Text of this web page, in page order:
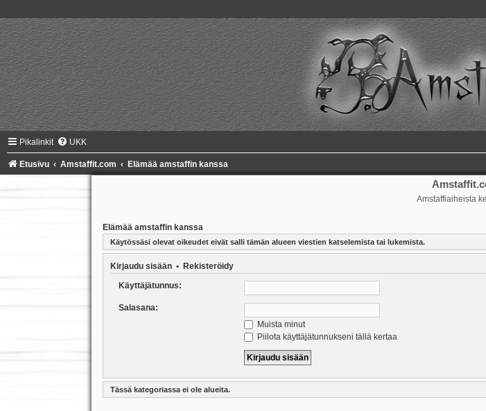
Pikalinkit UKK
Etusivu Amstaffit.com Elämää amstaffin kanssa
Amstaffiaiheista
Elämää amstaffin kanssa
Käytössäsi olevat oikeudet eivät salli tämän alueen viestien katselemista tai lukemista.
Kirjaudu sisään• Rekisteröidy
Käyttäjätunnus:
Salasana:
Muista minut
Piilota käyttäjätunnukseni tällä kertaa
Tässä kategoriassa ei ole alueita.